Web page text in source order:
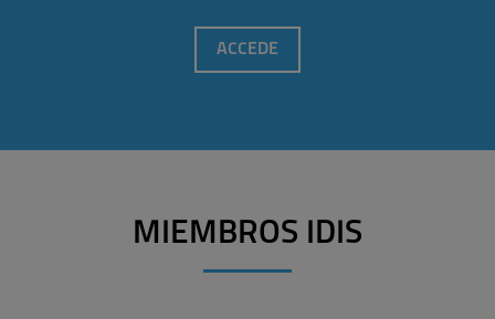
ACCEDE
MIEMBROS IDIS